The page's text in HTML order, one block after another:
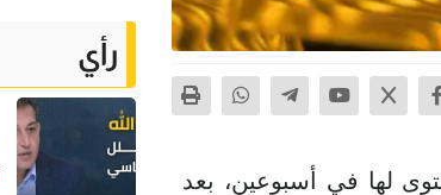
لها في أسبوعين، بعد
رأي